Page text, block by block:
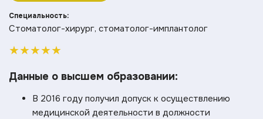
Специальность:
Стоматолог-хирург, стоматолог-имплантолог
★★★★★
Данные о высшем образовании:
В 2016 году получил допуск к осуществлению
медицинской деятельности в должности